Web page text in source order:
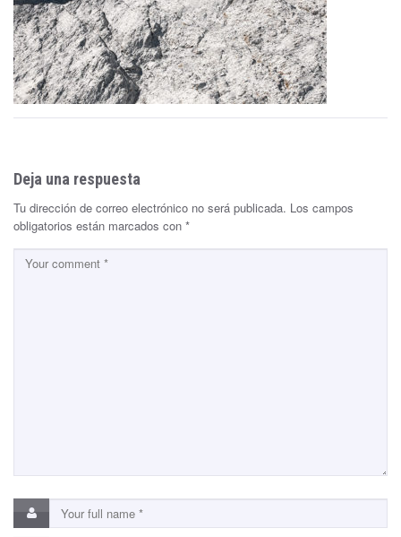
Deja una respuesta
Tu dirección de correo electrónico no será publicada. Los campos
obligatorios están marcados con *